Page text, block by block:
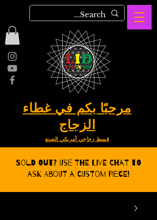
مرحبًا بكم في غطاء
الزجاج
قسط زجاجي أمريكي الصنع
Sold Out? Use the Live CHat to
ask about a Custom Piece!